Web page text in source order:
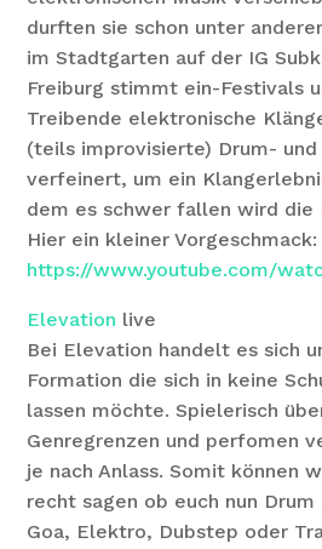
durften sie schon unter
im Stadtgarten auf der IG
Freiburg stimmt ein-Festivals
Treibende elektronische
(teils improvisierte) Drum- und
verfeinert, um ein
dem es schwer fallen wird die
Hier ein kleiner Vorgeschmack:
https://www.youtube.com/
Elevation live
Bei Elevation handelt es sich
Formation die sich in keine
lassen möchte. Spielerisch
Genregrenzen und perfomen
je nach Anlass. Somit können
recht sagen ob euch nun Drum
Goa, Elektro, Dubstep oder